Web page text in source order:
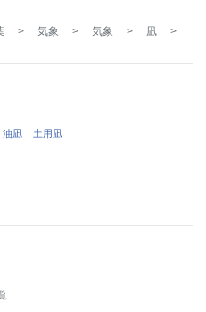
> 気象 > 気象 > 凪
>
油凪 土用凪